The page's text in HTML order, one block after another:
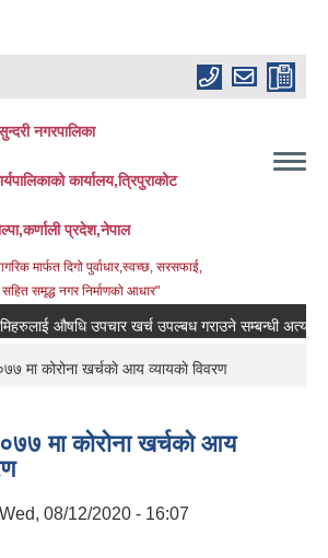
नगरपालिका
कार्यालय,त्रिपुराकोट
प्रदेश,नेपाल
मार्फत दिगो पुर्वाधार,स्वच्छ, सरसफाई,
समृद्ध नगर निर्माणको आधार"
‍‌औषधि उपचार खर्च उपल्बध गराउने सम्बन्धी अत्यन्त
मा कोरोना खर्चकाे आय व्यायकाे विवरण
मा कोरोना खर्चकाे आय
Wed, 08/12/2020 - 16:07